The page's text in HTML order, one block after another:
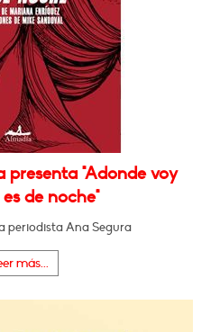
presenta "Adonde voy
de noche"
periodista Ana Segura
más...